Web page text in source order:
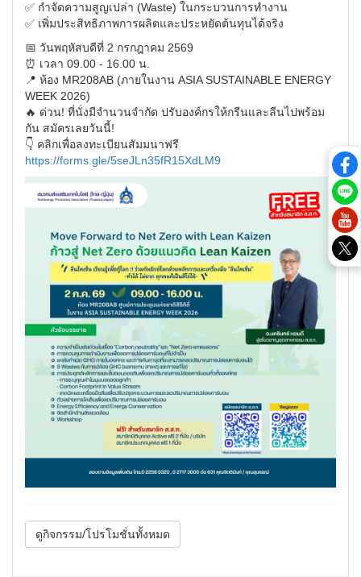
✅ กำจัดความสูญเปล่า (Waste) ในกระบวนการทำงาน
✅ เพิ่มประสิทธิภาพการผลิตและประหยัดต้นทุนได้จริง
📅 วันพฤหัสบดีที่ 2 กรกฎาคม 2569
⏰ เวลา 09.00 - 16.00 น.
📍 ห้อง MR208AB (ภายในงาน ASIA SUSTAINABLE ENERGY
WEEK 2026)
🔥 ด่วน! ที่นั่งมีจำนวนจำกัด ปรับองค์กรให้กรีนและลีนไปพร้อม
กัน สมัครเลยวันนี้!
👇 คลิกเพื่อลงทะเบียนสัมมนาฟรี
https://forms.gle/5seJLn35fR15XdLM9
ดูกิจกรรม/โปรโมชั่นทั้งหมด